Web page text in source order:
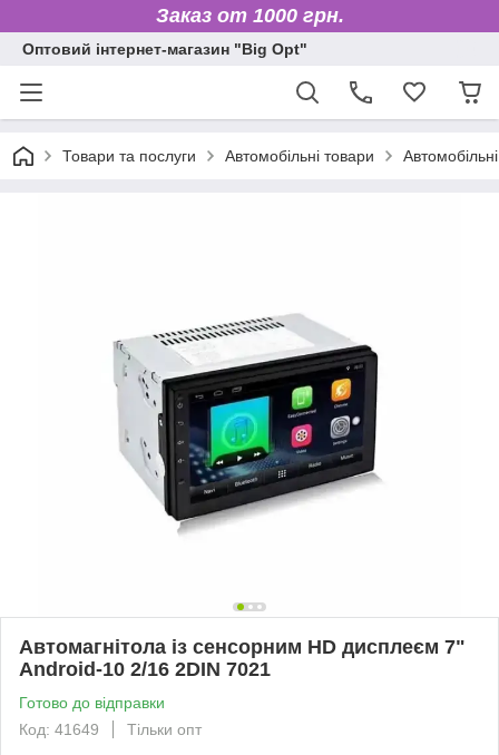
Заказ от 1000 грн.
Оптовий інтернет-магазин "Big Opt"
Товари та послуги Автомобільні товари
Автомагнітола із сенсорним HD дисплеєм 7"
Android-10 2/16 2DIN 7021
Готово до відправки
Код: 41649
Тільки опт